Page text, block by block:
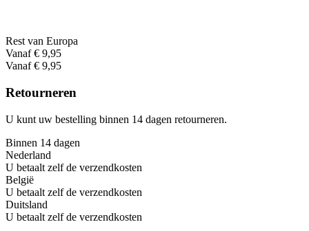
Rest van Europa
Vanaf € 9,95
Vanaf € 9,95
Retourneren
U kunt uw bestelling binnen 14 dagen retourneren.
Binnen 14 dagen
Nederland
U betaalt zelf de verzendkosten
België
U betaalt zelf de verzendkosten
Duitsland
U betaalt zelf de verzendkosten